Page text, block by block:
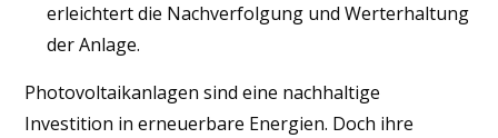
erleichtert die Nachverfolgung und Werterhaltung
der Anlage.
Photovoltaikanlagen sind eine nachhaltige
Investition in erneuerbare Energien. Doch ihre